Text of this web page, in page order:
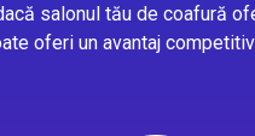
salonul tău de coafură
oferi un avantaj